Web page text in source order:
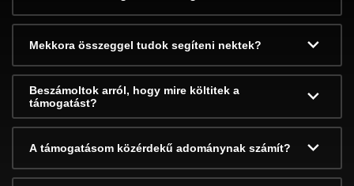
Mekkora összeggel tudok segíteni nektek?
Beszámoltok arról, hogy mire költitek a
támogatást?
A támogatásom közérdekű adománynak számít?